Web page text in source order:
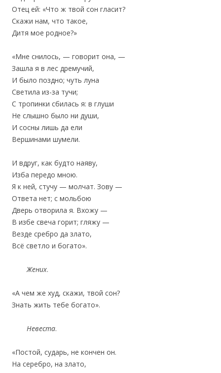
Отец ей: «Что ж твой сон гласит?
‎Скажи нам, что такое,
‎Дитя мое родное?»
«Мне снилось, — говорит она, —
‎Зашла я в лес дремучий,
И было поздно; чуть луна
‎Светила из-за тучи;
С тропинки сбилась я: в глуши
Не слышно было ни души,
‎И сосны лишь да ели
Вершинами шумели.
И вдруг, как будто наяву,
‎Изба передо мною.
Я к ней, стучу — молчат. Зову —
‎Ответа нет; с мольбою
Дверь отворила я. Вхожу —
В избе свеча горит; гляжу —
‎Везде сребро да злато,
‎Всё светло и богато».
Жених.
«А чем же худ, скажи, твой сон?
‎Знать жить тебе богато».
Невеста.
«Постой, сударь, не кончен он.
‎На серебро, на злато,